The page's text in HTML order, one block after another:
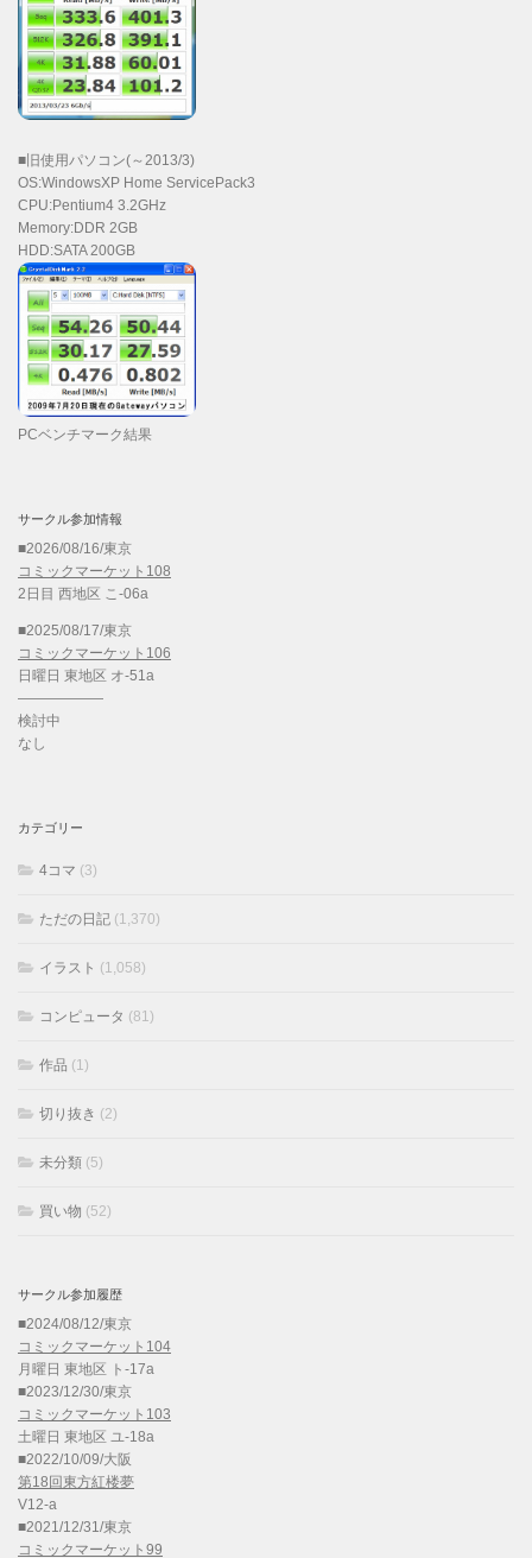
■旧使用パソコン(～2013/3)
OS:WindowsXP Home ServicePack3
CPU:Pentium4 3.2GHz
Memory:DDR 2GB
HDD:SATA 200GB
PCベンチマーク結果
サークル参加情報
■2026/08/16/東京
コミックマーケット108
2日目 西地区 こ-06a
■2025/08/17/東京
コミックマーケット106
日曜日 東地区 オ-51a
——————
検討中
なし
カテゴリー
4コマ (3)
ただの日記 (1,370)
イラスト (1,058)
コンピュータ (81)
作品 (1)
切り抜き (2)
未分類 (5)
買い物 (52)
サークル参加履歴
■2024/08/12/東京
コミックマーケット104
月曜日 東地区 ト-17a
■2023/12/30/東京
コミックマーケット103
土曜日 東地区 ユ-18a
■2022/10/09/大阪
第18回東方紅楼夢
V12-a
■2021/12/31/東京
コミックマーケット99